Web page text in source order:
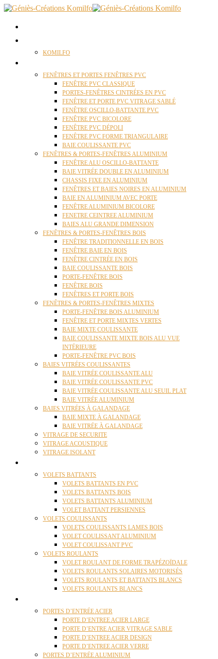
KOMILFO
FENÊTRES ET PORTES FENÊTRES PVC
FENÊTRE PVC CLASSIQUE
PORTES-FENÊTRES CINTRÉES EN PVC
FENÊTRE ET PORTE PVC VITRAGE SABLÉ
FENÊTRE OSCILLO-BATTANTE PVC
FENÊTRE PVC BICOLORE
FENÊTRE PVC DÉPOLI
FENÊTRE PVC FORME TRIANGULAIRE
BAIE COULISSANTE PVC
FENÊTRES & PORTES-FENÊTRES ALUMINIUM
FENÊTRE ALU OSCILLO-BATTANTE
BAIE VITRÉE DOUBLE EN ALUMINIUM
CHASSIS FIXE EN ALUMINIUM
FENÊTRES ET BAIES NOIRES EN ALUMINIUM
BAIE EN ALUMINIUM AVEC PORTE
FENÊTRE ALUMINIUM BICOLORE
FENETRE CEINTREE ALUMINIUM
BAIES ALU GRANDE DIMENSION
FENÊTRES & PORTES-FENÊTRES BOIS
FENÊTRE TRADITIONNELLE EN BOIS
FENÊTRE BAIE EN BOIS
FENÊTRE CINTRÉE EN BOIS
BAIE COULISSANTE BOIS
PORTE-FENÊTRE BOIS
FENÊTRE BOIS
FENÊTRES ET PORTE BOIS
FENÊTRES & PORTES-FENÊTRES MIXTES
PORTE-FENÊTRE BOIS ALUMINIUM
FENÊTRE ET PORTE MIXTES VERTES
BAIE MIXTE COULISSANTE
BAIE COULISSANTE MIXTE BOIS ALU VUE
INTÉRIEURE
PORTE-FENÊTRE PVC BOIS
BAIES VITRÉES COULISSANTES
BAIE VITRÉE COULISSANTE ALU
BAIE VITRÉE COULISSANTE PVC
BAIE VITRÉE COULISSANTE ALU SEUIL PLAT
BAIE VITRÉE ALUMINIUM
BAIES VITRÉES À GALANDAGE
BAIE MIXTE À GALANDAGE
BAIE VITRÉE À GALANDAGE
VITRAGE DE SECURITE
VITRAGE ACOUSTIQUE
VITRAGE ISOLANT
VOLETS BATTANTS
VOLETS BATTANTS EN PVC
VOLETS BATTANTS BOIS
VOLETS BATTANTS ALUMINIUM
VOLET BATTANT PERSIENNES
VOLETS COULISSANTS
VOLETS COULISSANTS LAMES BOIS
VOLET COULISSANT ALUMINIUM
VOLET COULISSANT PVC
VOLETS ROULANTS
VOLET ROULANT DE FORME TRAPÉZOÏDALE
VOLETS ROULANTS SOLAIRES MOTORISÉS
VOLETS ROULANTS ET BATTANTS BLANCS
VOLETS ROULANTS BLANCS
PORTES D’ENTRÉE ACIER
PORTE D’ENTREE ACIER LARGE
PORTE D’ENTRE ACIER VITRAGE SABLE
PORTE D’ENTREE ACIER DESIGN
PORTE D’ENTREE ACIER VERRE
PORTES D’ENTRÉE ALUMINIUM